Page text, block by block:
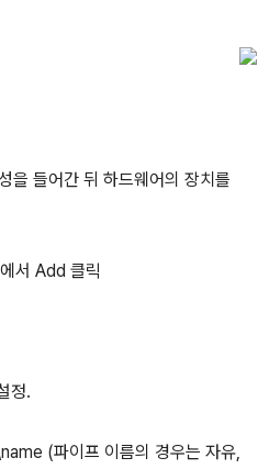
들어간 뒤 하드웨어의 장치를
서 Add 클릭
정.
(파이프 이름의 경우는 자유,